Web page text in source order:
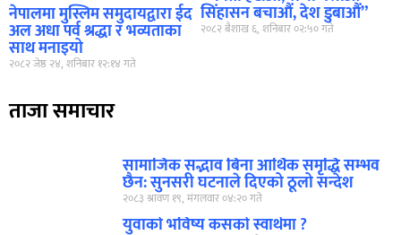
नेपालमा मुस्लिम समुदायद्वारा ईद
अल अधा पर्व श्रद्धा र भव्यताका
साथ मनाइयो
२०८२ जेष्ठ २४, शनिबार १२:१४ गते
सिंहासन बचाऔं, देश डुबाऔं”
२०८२ बैशाख ६, शनिबार ०२:५० गते
ताजा समाचार
सामाजिक सद्भाव बिना आर्थिक समृद्धि सम्भव
छैन: सुनसरी घटनाले दिएको ठूलो सन्देश
२०८३ श्रावण १९, मंगलवार ०४:२० गते
युवाको भविष्य कसको स्वार्थमा ?